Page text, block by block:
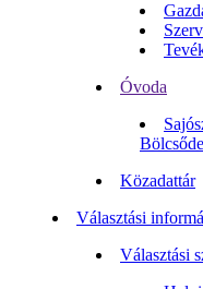
Óvoda
Bölcsőde
Közadattár
Választási
Választási